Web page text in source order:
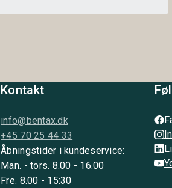
Kontakt
info@bentax.dk
+45 70 25 44 33
Åbningstider i kundeservice:
Man. - tors. 8.00 - 16.00
Fre. 8.00 - 15:30